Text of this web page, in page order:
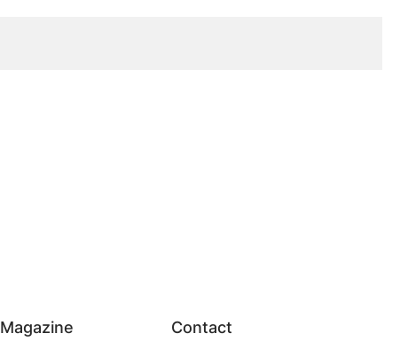
Magazine Contact